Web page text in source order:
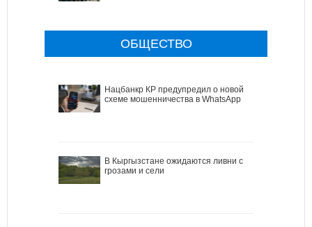
ОБЩЕСТВО
Нацбанкр КР предупредил о новой
схеме мошенничества в WhatsApp
В Кыргызстане ожидаются ливни с
грозами и сели